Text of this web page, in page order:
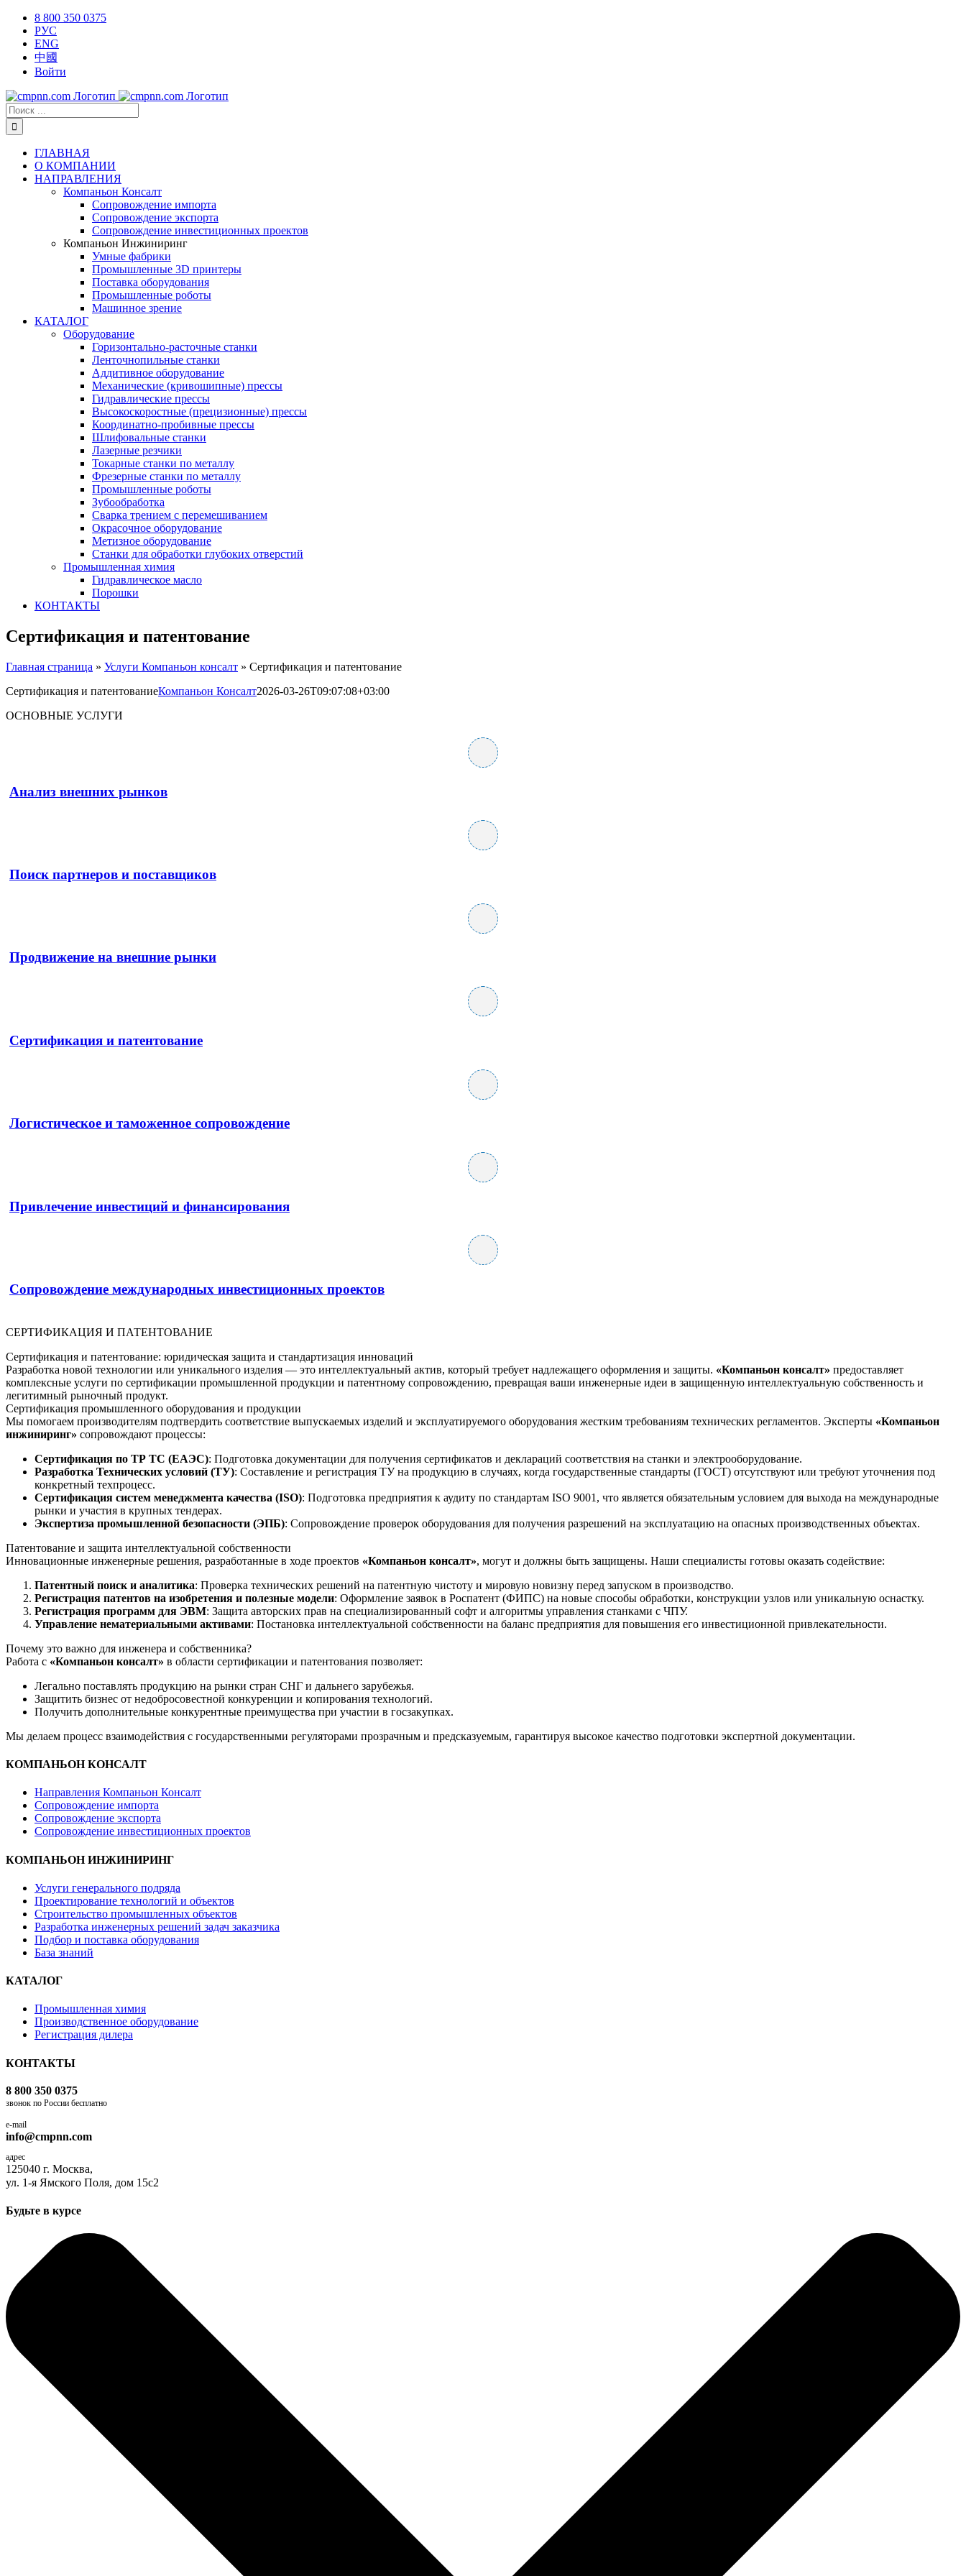
Skip
content
Facebook
YouTube
Instagram8 800 350 0375
РУС
ENG
中國
Войти
Результат
поиска:
ГЛАВНАЯ
О КОМПАНИИ
НАПРАВЛЕНИЯ
Компаньон Консалт
Сопровождение импорта
Сопровождение экспорта
Сопровождение инвестиционных проектов
Компаньон Инжиниринг
Умные фабрики
Промышленные 3D принтеры
Поставка оборудования
Промышленные роботы
Машинное зрение
КАТАЛОГ
Оборудование
Горизонтально-расточные станки
Ленточнопильные станки
Аддитивное оборудование
Механические (кривошипные) прессы
Гидравлические прессы
Высокоскоростные (прецизионные) прессы
Координатно-пробивные прессы
Шлифовальные станки
Лазерные резчики
Токарные станки по металлу
Фрезерные станки по металлу
Промышленные роботы
Зубообработка
Сварка трением с перемешиванием
Окрасочное оборудование
Метизное оборудование
Станки для обработки глубоких отверстий
Промышленная химия
Гидравлическое масло
Порошки
КОНТАКТЫ
Сертификация и патентование
Главная страница » Услуги Компаньон консалт » Сертификация и патентование
Сертификация и патентованиеКомпаньон Консалт2026-03-26T09:07:08+03:00
ОСНОВНЫЕ УСЛУГИ
Анализ внешних рынков
Поиск партнеров и поставщиков
Продвижение на внешние рынки
Сертификация и патентование
Логистическое и таможенное сопровождение
Привлечение инвестиций и финансирования
Сопровождение международных инвестиционных проектов
СЕРТИФИКАЦИЯ И ПАТЕНТОВАНИЕ
Сертификация и патентование: юридическая защита и стандартизация инноваций
Разработка новой технологии или уникального изделия — это интеллектуальный актив, который требует надлежащего оформления и защиты. «Компаньон консалт» предоставляет
комплексные услуги по сертификации промышленной продукции и патентному сопровождению, превращая ваши инженерные идеи в защищенную интеллектуальную собственность и
легитимный рыночный продукт.
Сертификация промышленного оборудования и продукции
Мы помогаем производителям подтвердить соответствие выпускаемых изделий и эксплуатируемого оборудования жестким требованиям технических регламентов. Эксперты «Компаньон
инжиниринг» сопровождают процессы:
Сертификация по ТР ТС (ЕАЭС): Подготовка документации для получения сертификатов и деклараций соответствия на станки и электрооборудование.
Разработка Технических условий (ТУ): Составление и регистрация ТУ на продукцию в случаях, когда государственные стандарты (ГОСТ) отсутствуют или требуют уточнения под
конкретный техпроцесс.
Сертификация систем менеджмента качества (ISO): Подготовка предприятия к аудиту по стандартам ISO 9001, что является обязательным условием для выхода на международные
рынки и участия в крупных тендерах.
Экспертиза промышленной безопасности (ЭПБ): Сопровождение проверок оборудования для получения разрешений на эксплуатацию на опасных производственных объектах.
Патентование и защита интеллектуальной собственности
Инновационные инженерные решения, разработанные в ходе проектов «Компаньон консалт», могут и должны быть защищены. Наши специалисты готовы оказать содействие:
Патентный поиск и аналитика: Проверка технических решений на патентную чистоту и мировую новизну перед запуском в производство.
Регистрация патентов на изобретения и полезные модели: Оформление заявок в Роспатент (ФИПС) на новые способы обработки, конструкции узлов или уникальную оснастку.
Регистрация программ для ЭВМ: Защита авторских прав на специализированный софт и алгоритмы управления станками с ЧПУ.
Управление нематериальными активами: Постановка интеллектуальной собственности на баланс предприятия для повышения его инвестиционной привлекательности.
Почему это важно для инженера и собственника?
Работа с «Компаньон консалт» в области сертификации и патентования позволяет:
Легально поставлять продукцию на рынки стран СНГ и дальнего зарубежья.
Защитить бизнес от недобросовестной конкуренции и копирования технологий.
Получить дополнительные конкурентные преимущества при участии в госзакупках.
Мы делаем процесс взаимодействия с государственными регуляторами прозрачным и предсказуемым, гарантируя высокое качество подготовки экспертной документации.
КОМПАНЬОН КОНСАЛТ
Направления Компаньон Консалт
Сопровождение импорта
Сопровождение экспорта
Сопровождение инвестиционных проектов
КОМПАНЬОН ИНЖИНИРИНГ
Услуги генерального подряда
Проектирование технологий и объектов
Строительство промышленных объектов
Разработка инженерных решений задач заказчика
Подбор и поставка оборудования
База знаний
КАТАЛОГ
Промышленная химия
Производственное оборудование
Регистрация дилера
КОНТАКТЫ
8 800 350 0375
звонок по России бесплатно
e-mail
info@cmpnn.com
адрес
125040 г. Москва,
ул. 1-я Ямского Поля, дом 15с2
Будьте в курсе